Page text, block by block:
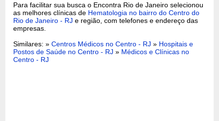
Para facilitar sua busca o Encontra Rio de Janeiro selecionou
as melhores clínicas de Hematologia no bairro do Centro do
Rio de Janeiro - RJ e região, com telefones e endereço das
empresas.
Similares: »Centros Médicos no Centro - RJ » Hospitais e
Postos de Saúde no Centro - RJ » Médicos e Clínicas no
Centro - RJ